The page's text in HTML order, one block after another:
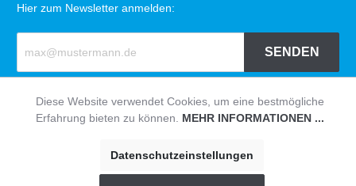
Hier zum Newsletter anmelden:
SENDEN
© HAVEABIKE Impressum Datenschutzerklärung |
* Alle Preise inklusive USt zzgl. Versandkosten
Diese Website verwendet Cookies, um eine bestmögliche
Erfahrung bieten zu können. MEHR INFORMATIONEN ...
Datenschutzeinstellungen